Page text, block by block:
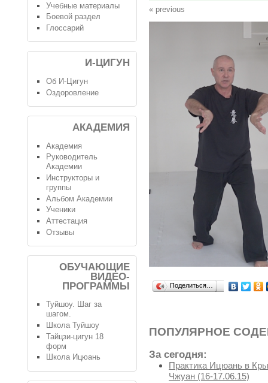
« previous
Поделиться…
ПОПУЛЯРНОЕ
За сегодня:
Практика Ицюань в
Чжуан (16-17.06.15)
Учебные материалы
Боевой раздел
Глоссарий
И-ЦИГУН
Об И-Цигун
Оздоровление
АКАДЕМИЯ
Академия
Руководитель
Академии
Инструкторы и
группы
Альбом Академии
Ученики
Аттестация
Отзывы
ОБУЧАЮЩИЕ
ВИДЕО-
ПРОГРАММЫ
Туйшоу. Шаг за
шагом.
Школа Туйшоу
Тайцзи-цигун 18
форм
Школа Ицюань